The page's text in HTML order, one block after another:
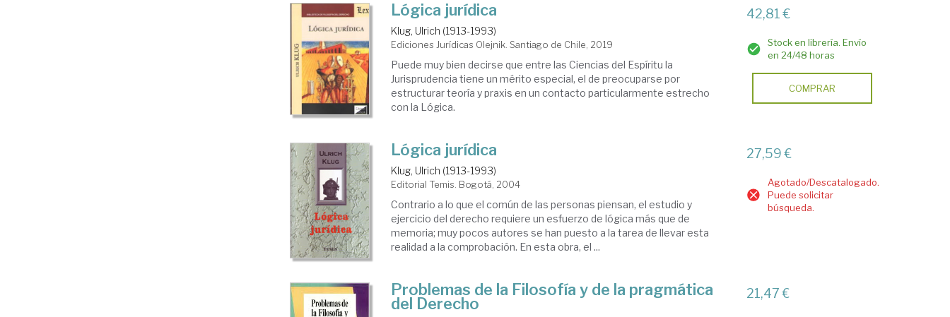
Lógica jurídica
Klug, Ulrich (1913-1993)
Ediciones Jurídicas Olejnik. Santiago de Chile, 2019
Puede muy bien decirse que entre las Ciencias del Espíritu la
Jurisprudencia tiene un mérito especial, el de preocuparse por
estructurar teoría y praxis en un contacto particularmente estrecho
con la Lógica.
42,81 €
Stock en librería. Envío
en 24/48 horas
COMPRAR
Lógica jurídica
Klug, Ulrich (1913-1993)
Editorial Temis. Bogotá, 2004
Contrario a lo que el común de las personas piensan, el estudio y
ejercicio del derecho requiere un esfuerzo de lógica más que de
memoria; muy pocos autores se han puesto a la tarea de llevar esta
realidad a la comprobación. En esta obra, el ...
27,59 €
Agotado/Descatalogado.
Puede solicitar
búsqueda.
Problemas de la Filosofía y de la pragmática
del Derecho
21,47 €